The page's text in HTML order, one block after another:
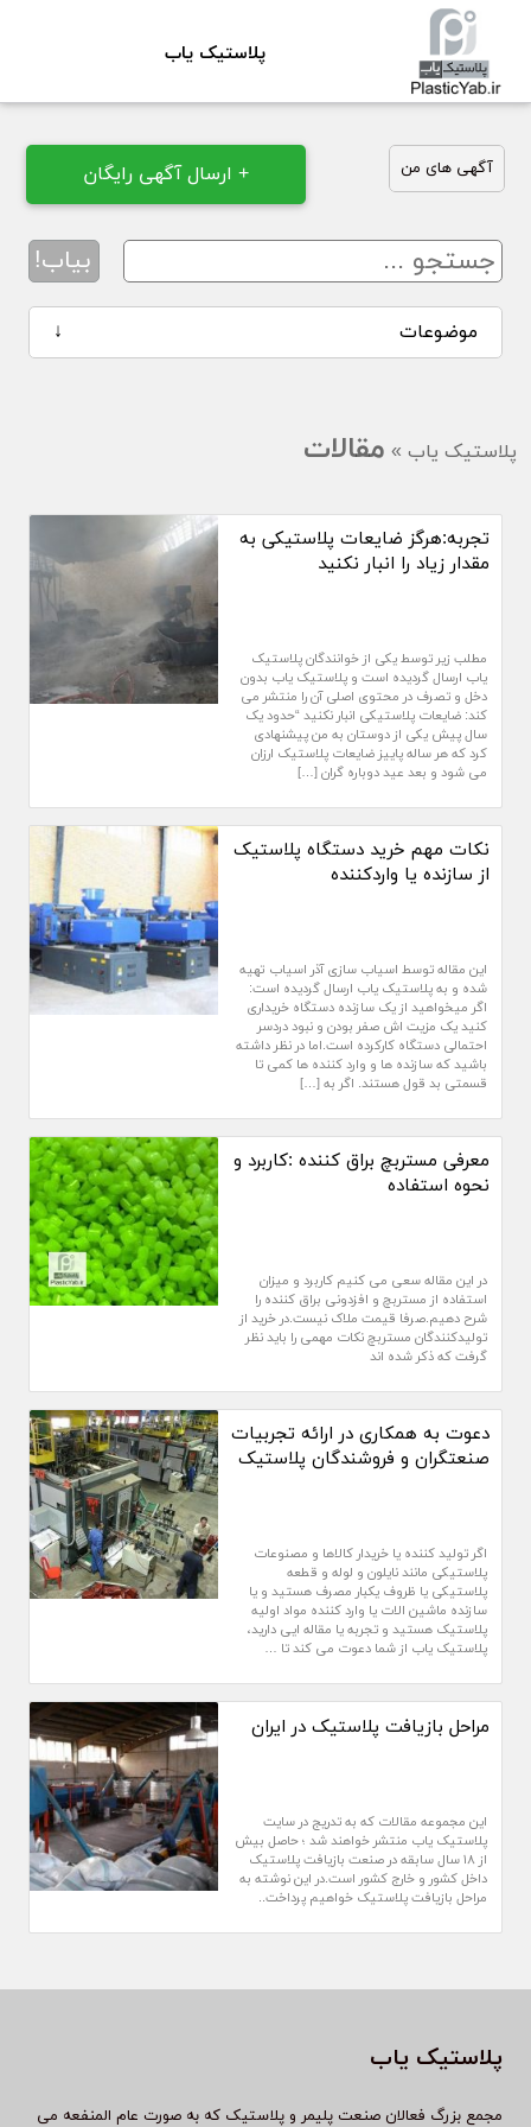
پلاستیک یاب
آگهی های من + ارسال آگهی رایگان
بیاب!
↓ موضوعات
پلاستیک یاب » مقالات
تجربه:هرگز ضایعات پلاستیکی به
مقدار زیاد را انبار نکنید
مطلب زیر توسط یکی از خوانندگان پلاستیک
یاب ارسال گردیده است و پلاستیک یاب بدون
دخل و تصرف در محتوی اصلی آن را منتشر می
کند: ضایعات پلاستیکی انبار نکنید “حدود یک
سال پیش یکی از دوستان به من پیشنهادی
کرد که هر ساله پاییز ضایعات پلاستیک ارزان
می شود و بعد عید دوباره گران […]
نکات مهم خرید دستگاه پلاستیک
از سازنده یا واردکننده
این مقاله توسط اسیاب سازی آذر اسیاب تهیه
شده و به پلاستیک یاب ارسال گردیده است:
اگر میخواهید از یک سازنده دستگاه خریداری
کنید یک مزیت اش صفر بودن و نبود دردسر
احتمالی دستگاه کارکرده است.اما در نظر داشته
باشید که سازنده ها و وارد کننده ها کمی تا
قسمتی بد قول هستند. اگر به […]
معرفی مستربچ براق کننده :کاربرد و
نحوه استفاده
در این مقاله سعی می کنیم کاربرد و میزان
استفاده از مستربچ و افزدونی براق کننده را
شرح دهیم.صرفا قیمت ملاک نیست.در خرید از
تولیدکنندگان مستربچ نکات مهمی را باید نظر
گرفت که ذکر شده اند
دعوت به همکاری در ارائه تجربیات
صنعتگران و فروشندگان پلاستیک
اگر تولید کننده یا خریدار کالاها و مصنوعات
پلاستیکی مانند نایلون و لوله و قطعه
پلاستیکی یا ظروف یکبار مصرف هستید و یا
سازنده ماشین الات یا وارد کننده مواد اولیه
پلاستیک هستید و تجربه یا مقاله ایی دارید،
پلاستیک یاب از شما دعوت می کند تا …
مراحل بازیافت پلاستیک در ایران
این مجموعه مقالات که به تدریج در سایت
پلاستیک یاب منتشر خواهند شد ؛ حاصل بیش
از ۱۸ سال سابقه در صنعت بازیافت پلاستیک
داخل کشور و خارج کشور است.در این نوشته به
مراحل بازیافت پلاستیک خواهیم پرداخت..
پلاستیک یاب
مجمع بزرگ فعالان صنعت پلیمر و پلاستیک که به صورت عام المنفعه می